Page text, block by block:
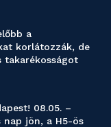
a
korlátozzák, de
takarékosságot
08.05. –
nap jön, a H5-ös